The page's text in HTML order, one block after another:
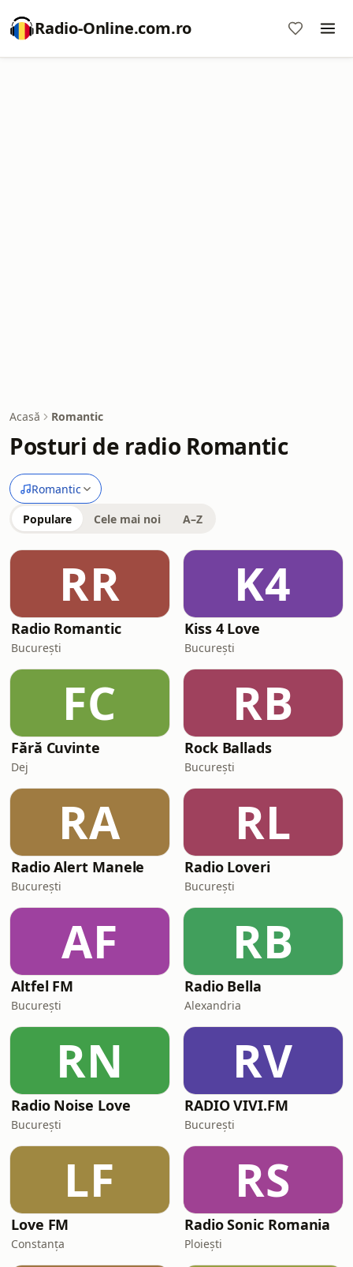
Radio-Online.com.ro
Acasă Romantic
Posturi de radio Romantic
Romantic
Populare Cele mai noi A–Z
RR
Radio Romantic
București
K4
Kiss 4 Love
București
FC
Fără Cuvinte
Dej
RB
Rock Ballads
București
RA
Radio Alert Manele
București
RL
Radio Loveri
București
AF
Altfel FM
București
RB
Radio Bella
Alexandria
RN
Radio Noise Love
București
RV
RADIO VIVI.FM
București
LF
Love FM
Constanța
RS
Radio Sonic Romania
Ploiești